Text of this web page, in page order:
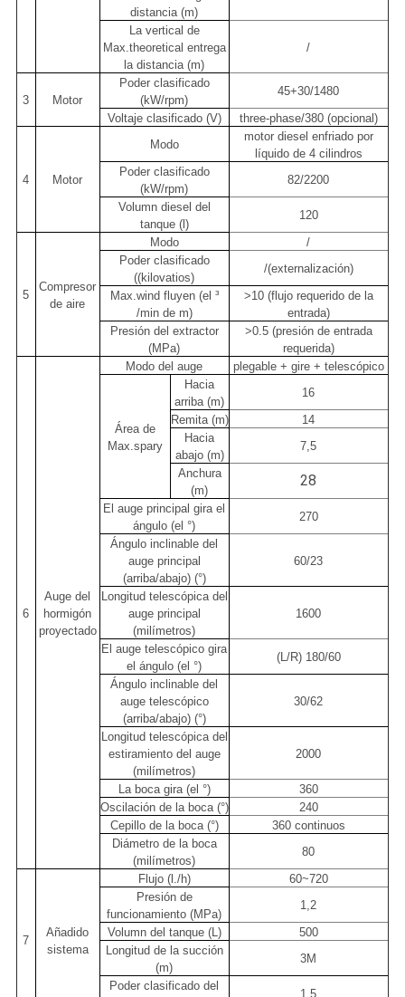
distancia (m)
La vertical de
Max.theoretical entrega
la distancia (m)
/
3 Motor
Poder clasificado
(kW/rpm)
45+30/1480
Voltaje clasificado (V)
three-phase/380 (opcional)
4 Motor
Modo
motor diesel enfriado por
líquido de 4 cilindros
Poder clasificado
(kW/rpm)
82/2200
Volumn diesel del
tanque (l)
120
5
Compresor
de aire
Modo
/
Poder clasificado
((kilovatios)
/(externalización)
Max.wind fluyen (el ³
/min de m)
>10 (flujo requerido de la
entrada)
Presión del extractor
(MPa)
>0.5 (presión de entrada
requerida)
6
Auge del
hormigón
proyectado
Modo del auge plegable + gire + telescópico
Área de
Max.spary
Hacia
arriba (m)
16
Remita (m)
14
Hacia
abajo (m)
7,5
Anchura
(m)
28
El auge principal gira el
ángulo (el °)
270
Ángulo inclinable del
auge principal
(arriba/abajo) (°)
60/23
Longitud telescópica del
auge principal
(milímetros)
1600
El auge telescópico gira
el ángulo (el °)
(L/R) 180/60
Ángulo inclinable del
auge telescópico
(arriba/abajo) (°)
30/62
Longitud telescópica del
estiramiento del auge
(milímetros)
2000
La boca gira (el °)
360
Oscilación de la boca (°)
240
Cepillo de la boca (°)
360 continuos
Diámetro de la boca
(milímetros)
80
7
Añadido
sistema
Flujo (l./h)
60~720
Presión de
funcionamiento (MPa)
1,2
Volumn del tanque (L)
500
Longitud de la succión
(m)
3M
Poder clasificado del
1,5